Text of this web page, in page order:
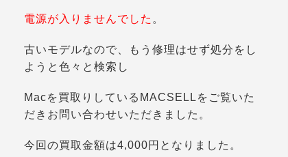
電源が入りませんでした 。
古いモデルなので、もう修理はせず処分をし
ようと色々と検索し
Macを買取りしているMACSELLをご覧いた
だきお問い合わせいただきました。
今回の買取金額は4,000円となりました。